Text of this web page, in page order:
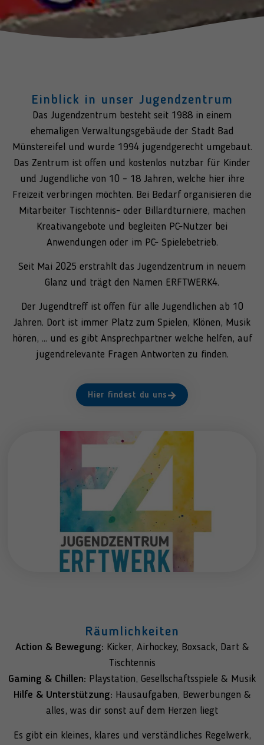
Einblick in unser Jugendzentrum
Das Jugendzentrum besteht seit 1988 in einem
ehemaligen Verwaltungsgebäude der Stadt Bad
Münstereifel und wurde 1994 jugendgerecht umgebaut.
Das Zentrum ist offen und kostenlos nutzbar für Kinder
und Jugendliche von 10 – 18 Jahren, welche hier ihre
Freizeit verbringen möchten. Bei Bedarf organisieren die
Mitarbeiter Tischtennis- oder Billardturniere, machen
Kreativangebote und begleiten PC-Nutzer bei
Anwendungen oder im PC- Spielebetrieb.
Seit Mai 2025 erstrahlt das Jugendzentrum in neuem
Glanz und trägt den Namen ERFTWERK4.
Der Jugendtreff ist offen für alle Jugendlichen ab 10
Jahren. Dort ist immer Platz zum Spielen, Klönen, Musik
hören, … und es gibt Ansprechpartner welche helfen, auf
jugendrelevante Fragen Antworten zu finden.
Hier findest du uns
Räumlichkeiten
Action & Bewegung: Kicker, Airhockey, Boxsack, Dart &
Tischtennis
Gaming & Chillen: Playstation, Gesellschaftsspiele & Musik
Hilfe & Unterstützung: Hausaufgaben, Bewerbungen &
alles, was dir sonst auf dem Herzen liegt
Es gibt ein kleines, klares und verständliches Regelwerk,